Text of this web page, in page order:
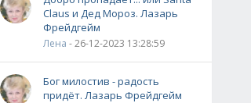
Claus и Дед Мороз. Лазарь
Фрейдгейм
Лена - 26-12-2023 13:28:59
Бог милостив - радость
придёт. Лазарь Фрейдгейм